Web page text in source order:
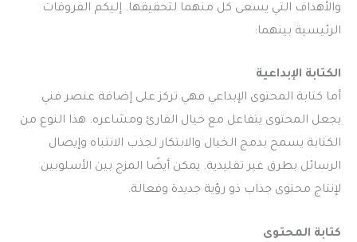
والأهداف التي يسعى كل منهما لتحقيقها. إليكم الفروقات
الرئيسية بينهما:
الكتابة الإبداعية
أما كتابة المحتوى الإبداعي فهي تركز على إضافة عنصر فني
يجعل المحتوى يتفاعل مع خيال القارئ ومشاعره. هذا النوع من
الكتابة يسمح بدمج الخيال والابتكار لجذب الانتباه وإيصال
الرسائل بطرق غير تقليدية. يمكن أيضًا المزج بين الأسلوبين
لإنتاج محتوى جذاب ذو رؤية جديدة وفعالة.
كتابة المحتوى